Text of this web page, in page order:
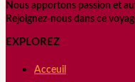
Nous apportons passion et
Rejoignez-nous dans ce
EXPLOREZ
Acceuil